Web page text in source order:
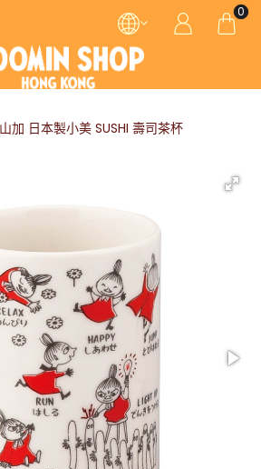
0
加 日本製小美 SUSHI 壽司茶杯